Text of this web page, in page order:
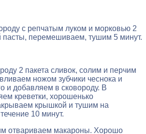
с репчатым луком и морковью 2
пасты, перемешиваем, тушим 5 минут.
2 пакета сливок, солим и перчим
ножом зубчики чеснока и
и добавляем в сковороду. В
креветки, хорошенько
крышкой и тушим на
10 минут.
отвариваем макароны. Хорошо